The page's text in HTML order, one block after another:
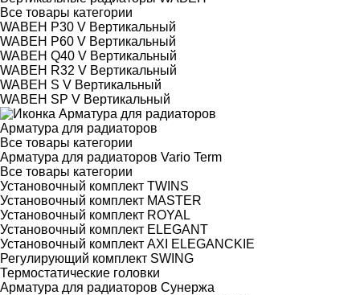
Все товары категории
WABEH P30 V Вертикальный
WABEH P60 V Вертикальный
WABEH Q40 V Вертикальный
WABEH R32 V Вертикальный
WABEH S V Вертикальный
WABEH SP V Вертикальный
Арматура для радиаторов
Все товары категории
Арматура для радиаторов Vario Term
Все товары категории
Установочный комплект TWINS
Установочный комплект MASTER
Установочный комплект ROYAL
Установочный комплект ELEGANT
Установочный комплект AXI ELEGANCKIE
Регулирующий комплект SWING
Термостатические головки
Арматура для радиаторов Сунержа